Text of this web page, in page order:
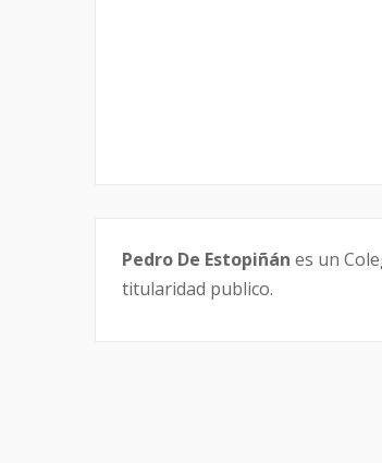
Pedro De Estopiñán es un
titularidad publico.